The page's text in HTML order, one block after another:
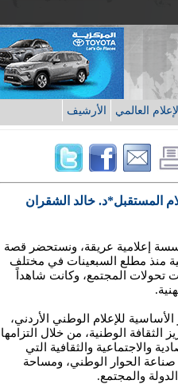
العالمي الأرشيف
المستقبل*د. خالد الشقران
إعلامية عريقة، ونستحضر قصة
منذ مطلع السبعينات في مختلف
تحولات المجتمع، وكانت شاهداً
للإعلام الوطني الأردني،
الوطنية، من خلال التزامها
والاجتماعية والثقافية التي
الحوار الوطني، ومساحة
والمجتمع.